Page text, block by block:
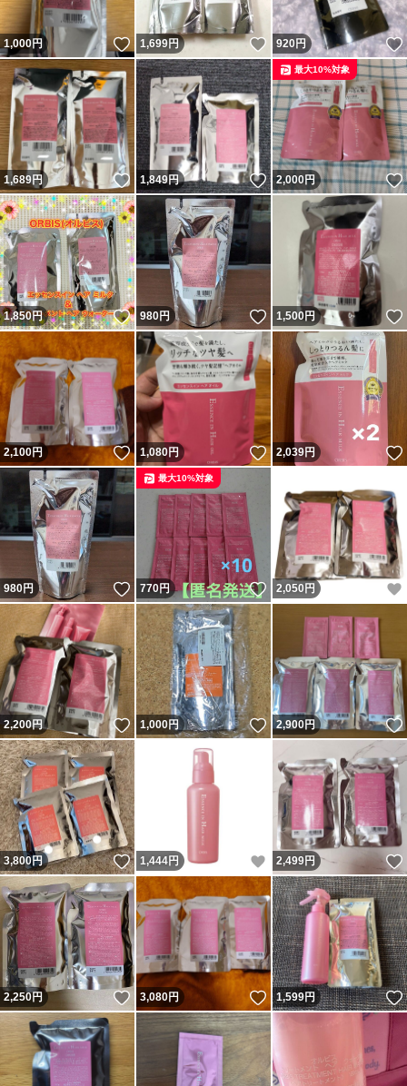
1,000円 いいね！
1,699円 いいね！
920円
1,689円 いいね！
1,849円 いいね！
2,000円
最大10%対象
1,850円 いいね！
980円 いいね！
1,500円
2,100円 いいね！
1,080円 いいね！
2,039円
980円 いいね！
770円 いいね！
最大10%対象
2,050 円
2,200円 いいね！
1,000円 いいね！
2,900円
3,800円 いいね！
1,444円 いいね！
2,499円
2,250円 いいね！
3,080円 いいね！
1,599円